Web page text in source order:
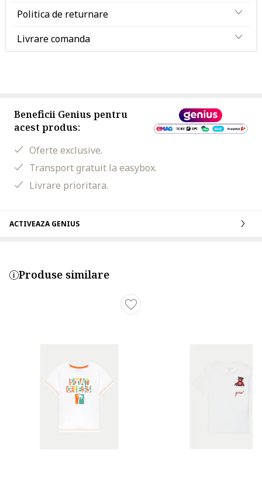
Politica de returnare
Livrare comanda
Beneficii Genius pentru
acest produs:
Oferte exclusive.
Transport gratuit la easybox.
Livrare prioritara.
ACTIVEAZA GENIUS
Produse similare